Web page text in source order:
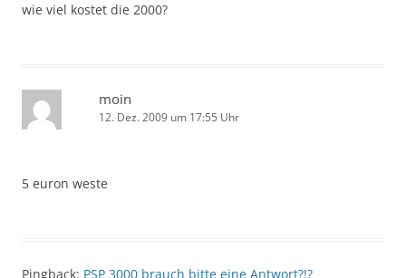
wie viel kostet die 2000?
moin
12. Dez. 2009 um 17:55 Uhr
5 euron weste
Pingback: PSP 3000 brauch bitte eine Antwort?!?